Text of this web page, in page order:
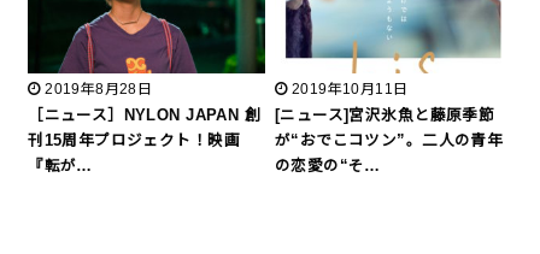
2019年8月28日
［ニュース］NYLON JAPAN 創
刊15周年プロジェクト！映画
『転が…
2019年10月11日
[ニュース]宮沢氷魚と藤原季節
が“おでこコツン”。二人の青年
の恋愛の“そ…